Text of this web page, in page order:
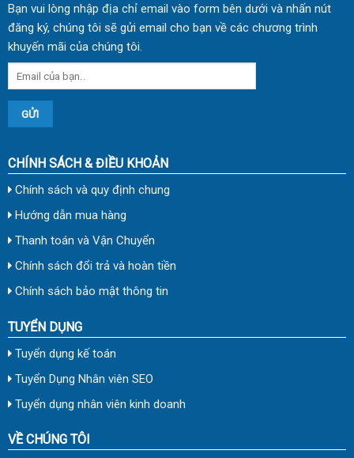
Bạn vui lòng nhập địa chỉ email vào form bên dưới và nhấn nút
đăng ký, chúng tôi sẽ gửi email cho bạn về các chương trình
khuyến mãi của chúng tôi.
CHÍNH SÁCH & ĐIỀU KHOẢN
Chính sách và quy định chung
Hướng dẫn mua hàng
Thanh toán và Vận Chuyển
Chính sách đổi trả và hoàn tiền
Chính sách bảo mật thông tin
TUYỂN DỤNG
Tuyển dụng kế toán
Tuyển Dụng Nhân viên SEO
Tuyển dụng nhân viên kinh doanh
VỀ CHÚNG TÔI